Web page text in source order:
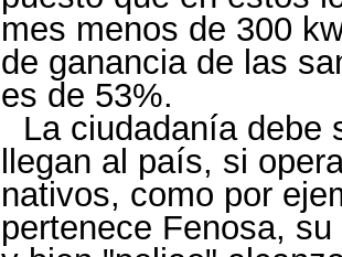
mes menos de 300
de ganancia de las
es de 53%.
La ciudadanía debe
llegan al país, si
nativos, como por
pertenece Fenosa,